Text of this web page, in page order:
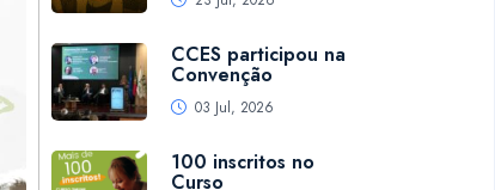
CCES participou na
Convenção
03 Jul, 2026
100 inscritos no
Curso